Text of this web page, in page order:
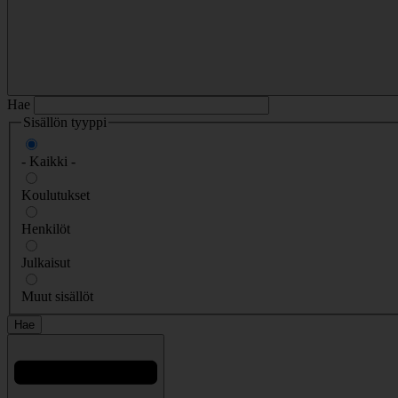
Hae
Sisällön tyyppi
- Kaikki -
Koulutukset
Henkilöt
Julkaisut
Muut sisällöt